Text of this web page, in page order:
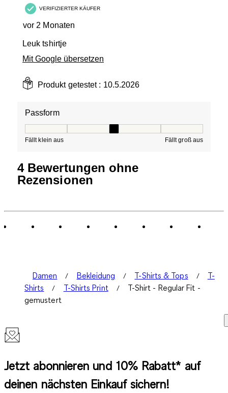
VERIFIZIERTER KÄUFER
vor 2 Monaten
Leuk tshirtje
Mit Google übersetzen
Produkt getestet : 10.5.2026
Passform
Fällt klein aus Fällt groß aus
4 Bewertungen ohne
Rezensionen
Damen Bekleidung T-Shirts & Tops
T-
Shirts
T-Shirts Print
T-Shirt - Regular Fit -
gemustert
Jetzt abonnieren und 10% Rabatt* auf
deinen nächsten Einkauf sichern!